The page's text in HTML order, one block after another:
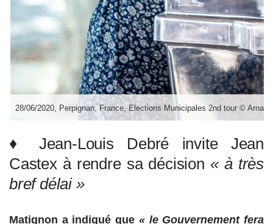
28/06/2020, Perpignan, France, Elections Municipales 2nd tour ©
♦ Jean-Louis Debré invite Jean
Castex à rendre sa décision « à très
bref délai »
Matignon a indiqué que « le Gouvernement fera